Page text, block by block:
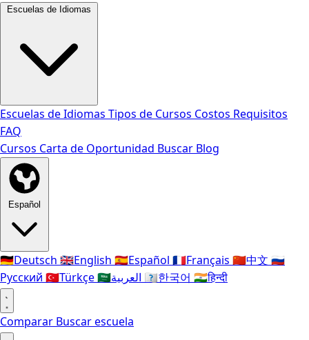
Escuelas de Idiomas
Escuelas de Idiomas Tipos de Cursos Costos Requisitos
FAQ
Cursos Carta de Oportunidad Buscar Blog
Español
🇩🇪Deutsch 🇬🇧English 🇪🇸Español 🇫🇷Français 🇨🇳中文 🇷🇺
Русский 🇹🇷Türkçe🇸🇦 🇰🇷한국어 🇮🇳हिन्दी
Comparar Buscar escuela